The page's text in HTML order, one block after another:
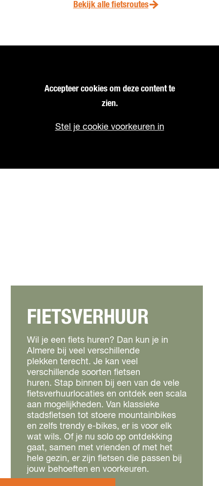
Bekijk alle fietsroutes
Accepteer cookies om deze content te
zien.
Stel je cookie voorkeuren in
FIETSVERHUUR
Wil je een fiets huren? Dan kun je in
Almere bij veel verschillende
plekken terecht. Je kan veel
verschillende soorten fietsen
huren. Stap binnen bij een van de vele
fietsverhuurlocaties en ontdek een scala
aan mogelijkheden. Van klassieke
stadsfietsen tot stoere mountainbikes
en zelfs trendy e-bikes, er is voor elk
wat wils. Of je nu solo op ontdekking
gaat, samen met vrienden of met het
hele gezin, er zijn fietsen die passen bij
jouw behoeften en voorkeuren.